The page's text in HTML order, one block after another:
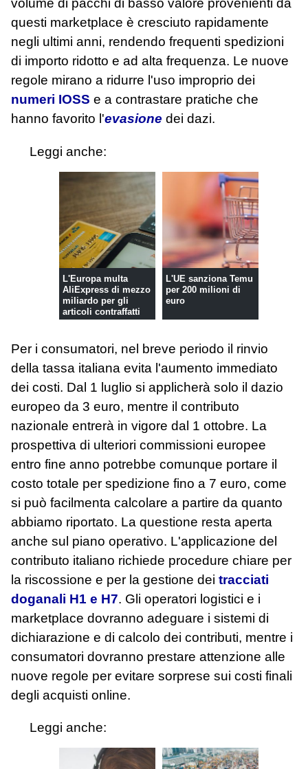
volume di pacchi di basso valore provenienti da
questi marketplace è cresciuto rapidamente
negli ultimi anni, rendendo frequenti spedizioni
di importo ridotto e ad alta frequenza. Le nuove
regole mirano a ridurre l'uso improprio dei
numeri IOSS e a contrastare pratiche che
hanno favorito l'evasione dei dazi.
Leggi anche:
L'Europa multa
AliExpress di mezzo
miliardo per gli
articoli contraffatti
L'UE sanziona Temu
per 200 milioni di
euro
Per i consumatori, nel breve periodo il rinvio
della tassa italiana evita l'aumento immediato
dei costi. Dal 1 luglio si applicherà solo il dazio
europeo da 3 euro, mentre il contributo
nazionale entrerà in vigore dal 1 ottobre. La
prospettiva di ulteriori commissioni europee
entro fine anno potrebbe comunque portare il
costo totale per spedizione fino a 7 euro, come
si può facilmenta calcolare a partire da quanto
abbiamo riportato. La questione resta aperta
anche sul piano operativo. L'applicazione del
contributo italiano richiede procedure chiare per
la riscossione e per la gestione dei tracciati
doganali H1 e H7. Gli operatori logistici e i
marketplace dovranno adeguare i sistemi di
dichiarazione e di calcolo dei contributi, mentre i
consumatori dovranno prestare attenzione alle
nuove regole per evitare sorprese sui costi finali
degli acquisti online.
Leggi anche: